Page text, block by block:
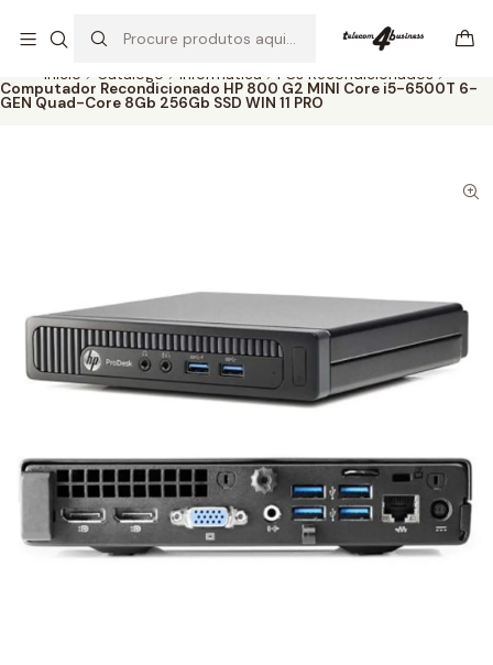
Ler mais
Início Catálogo Informática PCs Recondicionados
Computador Recondicionado HP 800 G2 MINI Core i5-6500T 6-
GEN Quad-Core 8Gb 256Gb SSD WIN 11 PRO